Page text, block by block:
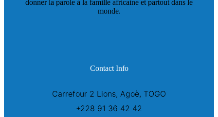
donner la parole à la famille africaine et partout dans le
monde.
Contact Info
Carrefour 2 Lions, Agoè, TOGO
+228 91 36 42 42